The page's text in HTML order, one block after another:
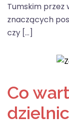
Tumskim przez
znaczących
czy […]
Co